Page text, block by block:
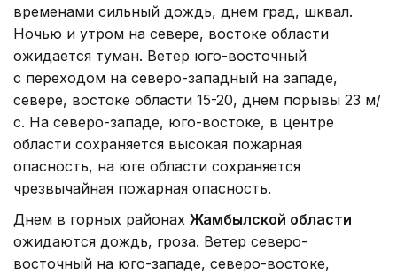
временами сильный дождь, днем град, шквал.
Ночью и утром на севере, востоке области
ожидается туман. Ветер юго-восточный
с переходом на северо-западный на западе,
севере, востоке области 15-20, днем порывы 23 м/
с. На северо-западе, юго-востоке, в центре
области сохраняется высокая пожарная
опасность, на юге области сохраняется
чрезвычайная пожарная опасность.
Днем в горных районах Жамбылской области
ожидаются дождь, гроза. Ветер северо-
восточный на юго-западе, северо-востоке,